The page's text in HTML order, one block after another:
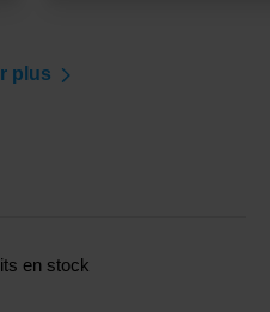
plus
en stock